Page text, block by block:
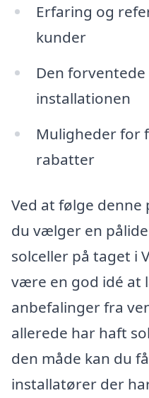
Erfaring og
kunder
Den
installationen
Muligheder for
rabatter
Ved at følge denne
du vælger en
solceller på taget i
være en god idé at
anbefalinger fra
allerede har haft
den måde kan du
installatører der